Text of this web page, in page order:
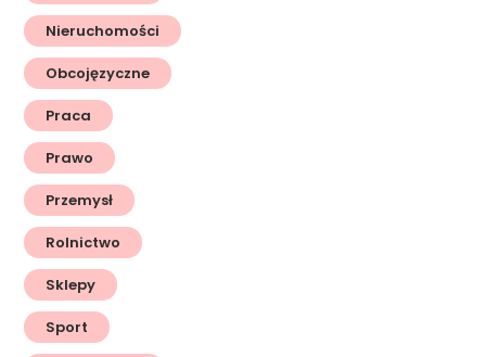
Nieruchomości
Obcojęzyczne
Praca
Prawo
Przemysł
Rolnictwo
Sklepy
Sport